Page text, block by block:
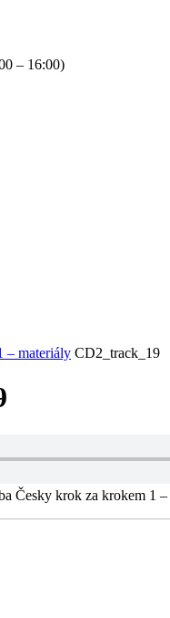
– 16:00)
– materiály CD2_track_19
Česky krok za krokem 1